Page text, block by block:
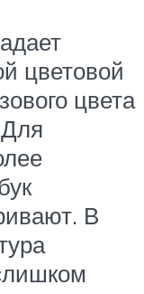
цветовой
цвета
В